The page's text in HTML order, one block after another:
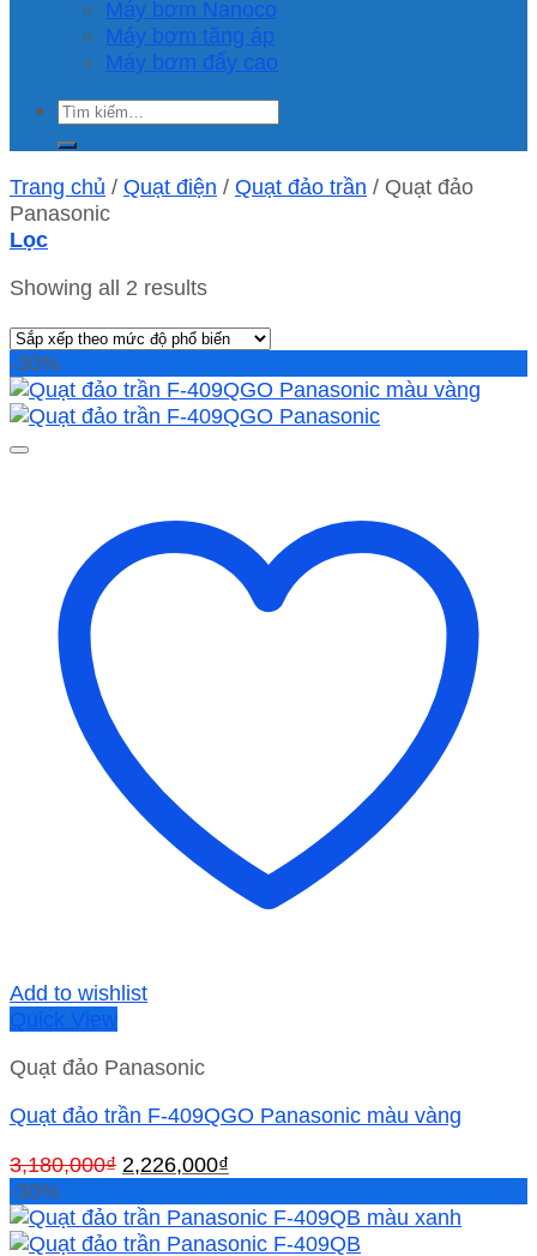
Máy bơm Nanoco
Máy bơm tăng áp
Máy bơm đẩy cao
Tìm
kiếm:
Trang chủ / Quạt điện / Quạt đảo trần / Quạt đảo
Panasonic
Lọc
Showing all 2 results
-30%
Add to wishlist
Quick View
Quạt đảo Panasonic
Quạt đảo trần F-409QGO Panasonic màu vàng
3,180,000₫ Giá
là:
3,180,000₫.
2,226,000₫
tại
là:
-30%